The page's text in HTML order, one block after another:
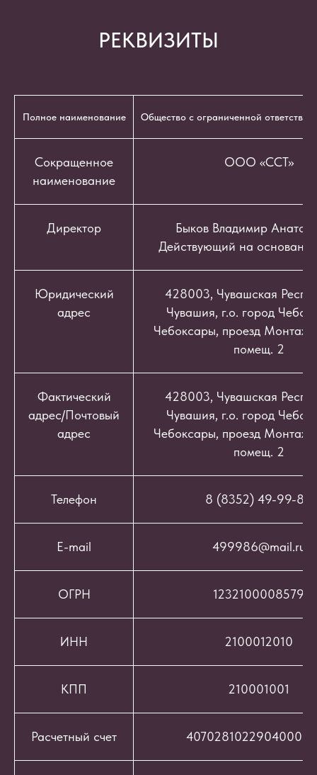
РЕКВИЗИТЫ
Полное наименование Общество с ограниченной
Сокращенное
наименование
ООО «ССТ»
Директор
Быков Владимир
Действующий на
Юридический
адрес
428003, Чувашская
Чувашия, г.о. город
Чебоксары, проезд
помещ. 2
Фактический
адрес/Почтовый
адрес
428003, Чувашская
Чувашия, г.о. город
Чебоксары, проезд
помещ. 2
Телефон 8 (8352) 49-99-86
E-mail 499986@mail.ru
ОГРН 1232100008579
ИНН 2100012010
КПП 210001001
Расчетный счет